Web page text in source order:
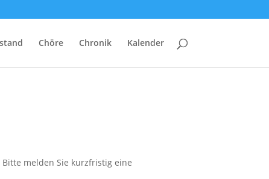
Chöre Chronik Kalender
melden Sie kurzfristig eine